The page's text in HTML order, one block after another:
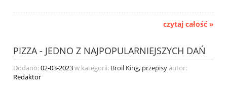
czytaj całość »
PIZZA - JEDNO Z NAJPOPULARNIEJSZYCH DAŃ
Dodano:02-03-2023w kategorii: Broil King, przepisyautor:
Redaktor